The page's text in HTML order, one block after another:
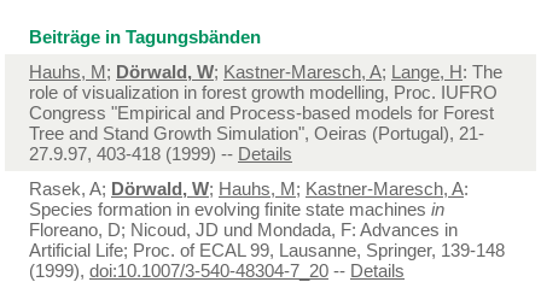
Beiträge in Tagungsbänden
Hauhs, M; Dörwald, W; Kastner-Maresch, A; Lange, H: The
role of visualization in forest growth modelling, Proc. IUFRO
Congress "Empirical and Process-based models for Forest
Tree and Stand Growth Simulation", Oeiras (Portugal), 21-
27.9.97, 403-418 (1999) -- Details
Rasek, A; Dörwald, W; Hauhs, M; Kastner-Maresch, A:
Species formation in evolving finite state machines in
Floreano, D; Nicoud, JD und Mondada, F: Advances in
Artificial Life; Proc. of ECAL 99, Lausanne, Springer, 139-148
(1999), doi:10.1007/3-540-48304-7_20 -- Details